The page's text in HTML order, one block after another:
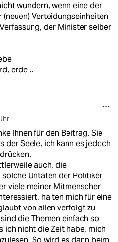
wundern, wenn eine der
Verteidungseinheiten
der Minister selber
erde ..
Ihnen für den Beitrag. Sie
der Seele, ich kann es jedoch
auch, die
solche Untaten der Politiker
viele meiner Mitmenschen
halten mich für eine
von allen verfolgt zu
die Themen einfach so
ich nicht die Zeit habe, mich
So wird es dann beim